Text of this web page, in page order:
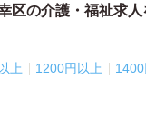
区の介護・福祉求
上 1200円以上